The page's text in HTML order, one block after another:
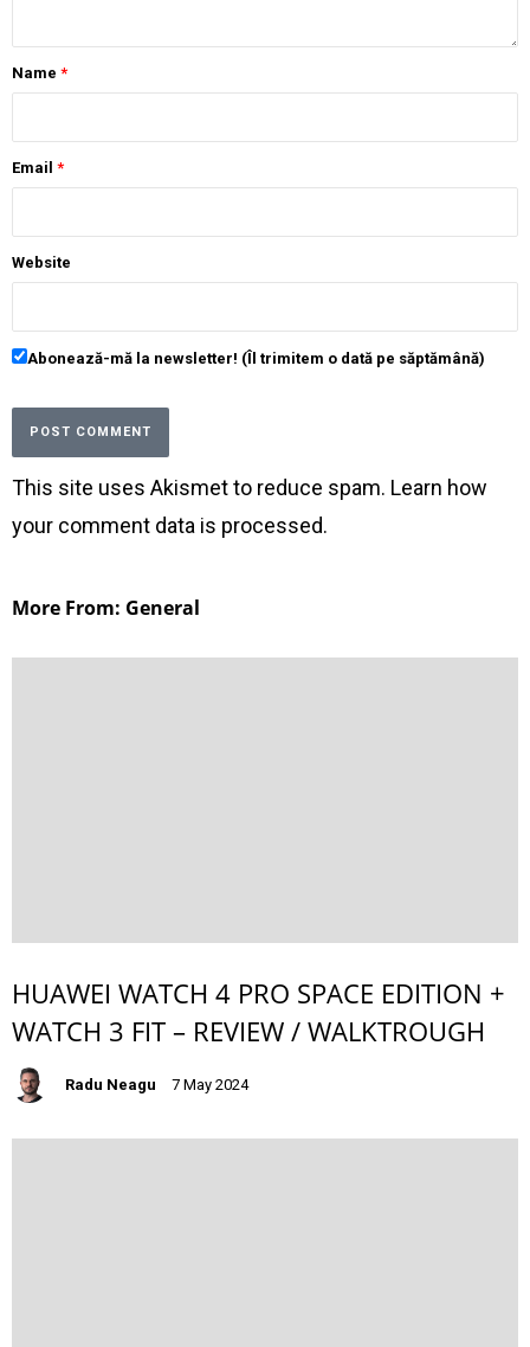
Name *
Email *
Website
Abonează-mă la newsletter! (Îl trimitem o dată pe săptămână)
This site uses Akismet to reduce spam. Learn how
your comment data is processed.
More From: General
HUAWEI WATCH 4 PRO SPACE EDITION +
WATCH 3 FIT – REVIEW / WALKTROUGH
Radu Neagu 7 May 2024